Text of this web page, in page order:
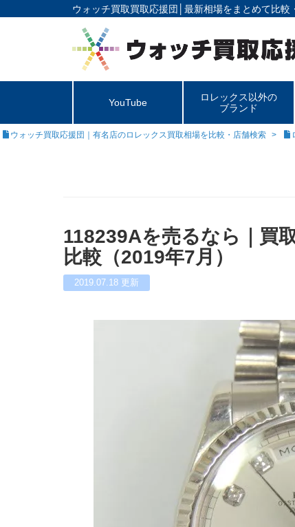
ウォッチ買取買取応援団│ 最新相場をまとめて比較
YouTube
ロレックス以外の
ブランド
ウォッチ買取応援団｜有名店のロレックス買取相場を比較・店舗検索
118239Aを売るなら｜買
比較（2019年7月）
2019.07.18 更新